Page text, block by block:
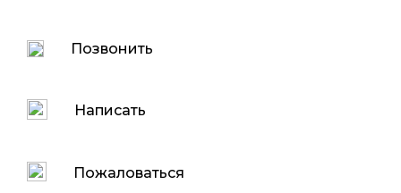
Позвонить
Написать
Пожаловаться